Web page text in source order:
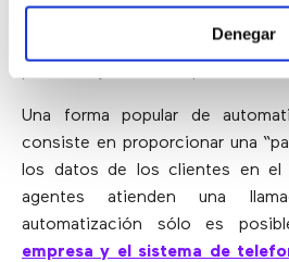
Denegar
mecanismos a través de los
Una forma popular de
consiste en proporcionar una
los datos de los clientes en el
agentes atienden una
automatización sólo es
empresa y el sistema de